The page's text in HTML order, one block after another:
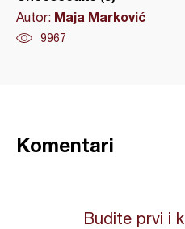
Autor: Maja Marković
9967
Komentari
Budite prvi i